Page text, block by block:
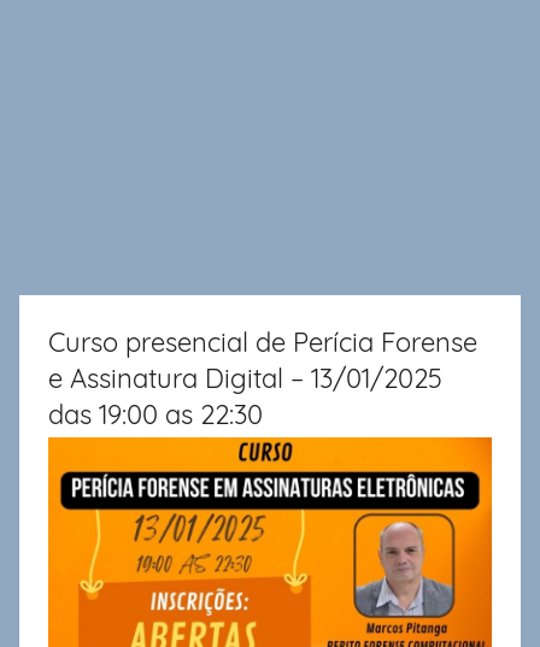
Curso presencial de Perícia Forense
e Assinatura Digital – 13/01/2025
das 19:00 as 22:30